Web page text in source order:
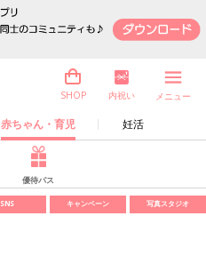
赤ちゃん・育児 妊活
SHOP 内祝い メニュー
優待パス
SNS キャンペーン 写真スタジオ